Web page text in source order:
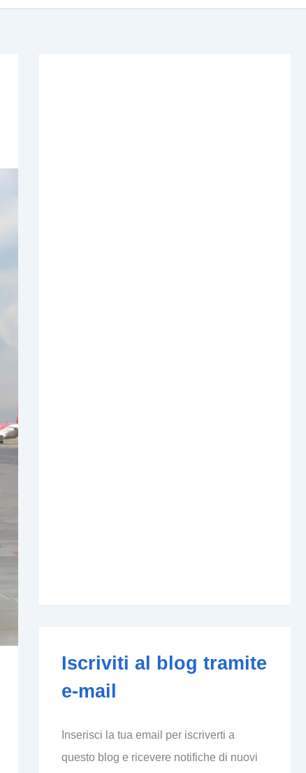
Iscriviti al blog tramite
e-mail
Inserisci la tua email per iscriverti a
questo blog e ricevere notifiche di nuovi